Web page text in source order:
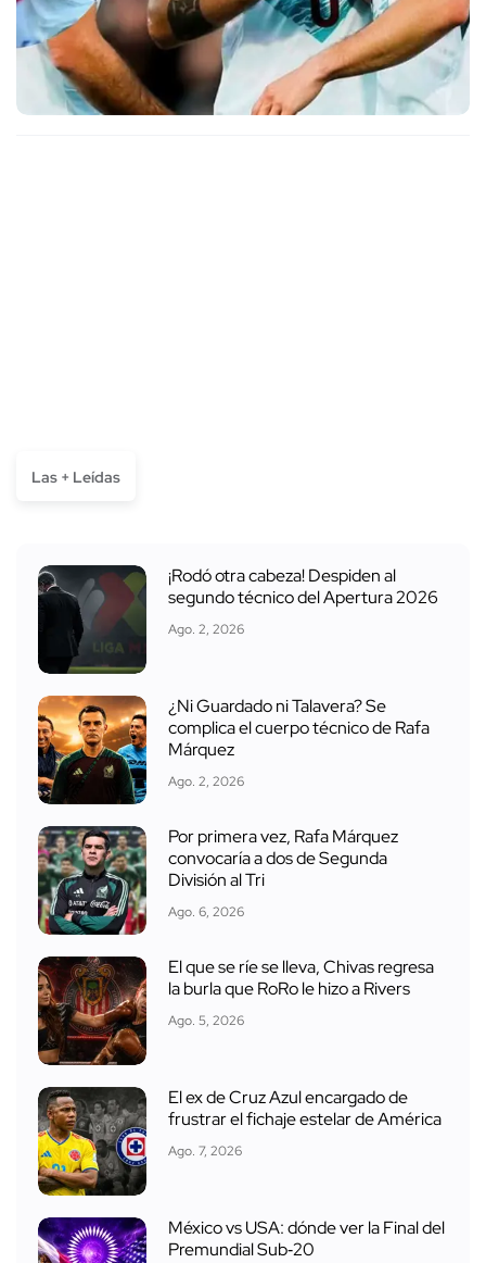
Las + Leídas
¡Rodó otra cabeza! Despiden al
segundo técnico del Apertura 2026
Ago. 2, 2026
¿Ni Guardado ni Talavera? Se
complica el cuerpo técnico de Rafa
Márquez
Ago. 2, 2026
Por primera vez, Rafa Márquez
convocaría a dos de Segunda
División al Tri
Ago. 6, 2026
El que se ríe se lleva, Chivas regresa
la burla que RoRo le hizo a Rivers
Ago. 5, 2026
El ex de Cruz Azul encargado de
frustrar el fichaje estelar de América
Ago. 7, 2026
México vs USA: dónde ver la Final del
Premundial Sub‑20